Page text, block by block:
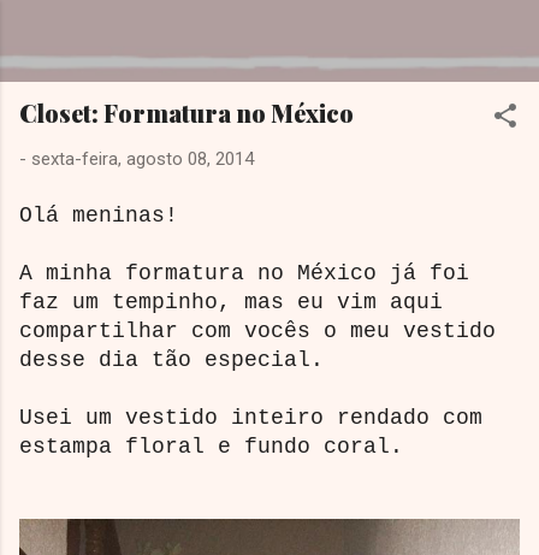
Closet: Formatura no México
- sexta-feira, agosto 08, 2014
Olá meninas!
A minha formatura no México já foi
faz um tempinho, mas eu vim aqui
compartilhar com vocês o meu vestido
desse dia tão especial.
Usei um vestido inteiro rendado com
estampa floral e fundo coral.